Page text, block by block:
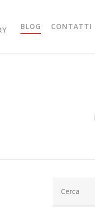
BLOG CONTATTI